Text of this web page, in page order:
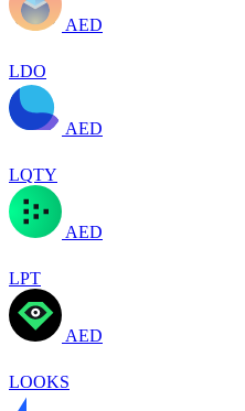
AED
LDO
AED
LQTY
AED
LPT
AED
LOOKS